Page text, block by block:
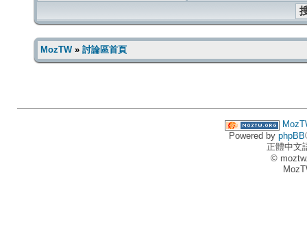
MozTW» 討論區首頁
Powered by phpBB
正體中文
©